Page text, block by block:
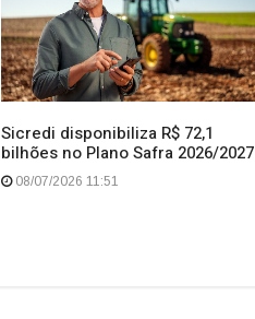
Sicredi disponibiliza R$ 72,1
bilhões no Plano Safra 2026/2027
08/07/2026 11:51